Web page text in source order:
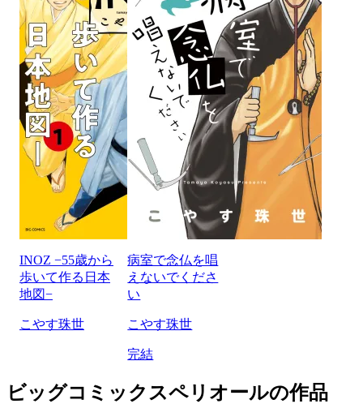
INOZ −55歳から
歩いて作る日本
地図−
こやす珠世
病室で念仏を唱
えないでくださ
い
こやす珠世
完結
ビッグコミックスペリオールの作品